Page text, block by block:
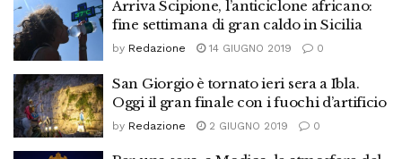
Arriva Scipione, l’anticiclone africano:
fine settimana di gran caldo in Sicilia
by Redazione 14 GIUGNO 2019 0
San Giorgio è tornato ieri sera a Ibla.
Oggi il gran finale con i fuochi d’artificio
by Redazione 2 GIUGNO 2019 0